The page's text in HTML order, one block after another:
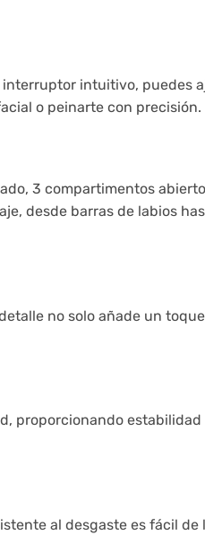
intuitivo, puedes
o peinarte con precisión.
3 compartimentos
desde barras de labios
no solo añade un
proporcionando
al desgaste es fácil de